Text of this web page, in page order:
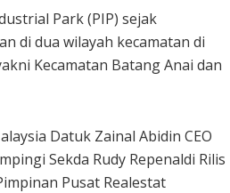
Park (PIP) sejak
di dua wilayah kecamatan di
Kecamatan Batang Anai dan
Datuk Zainal Abidin CEO
Sekda Rudy Repenaldi Rilis
Pusat Realestat